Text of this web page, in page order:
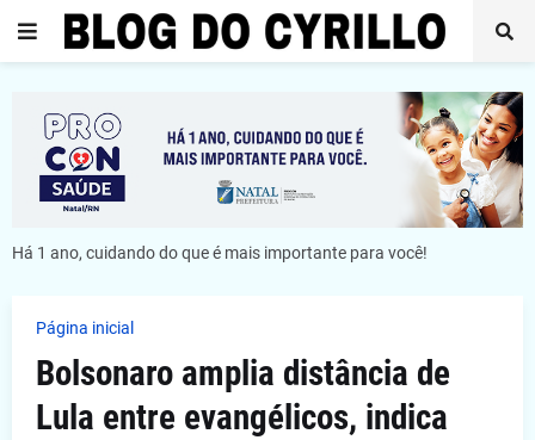
Há 1 ano, cuidando do que é mais importante para você!
Página inicial
Bolsonaro amplia distância de
Lula entre evangélicos, indica